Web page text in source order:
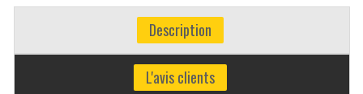
Description
L'avis clients